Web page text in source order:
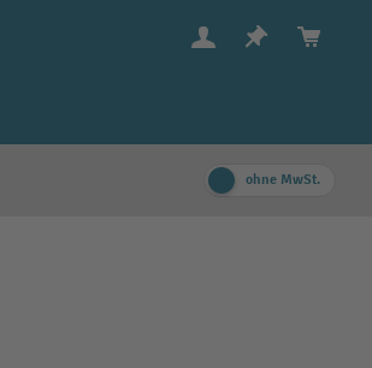
ohne MwSt.